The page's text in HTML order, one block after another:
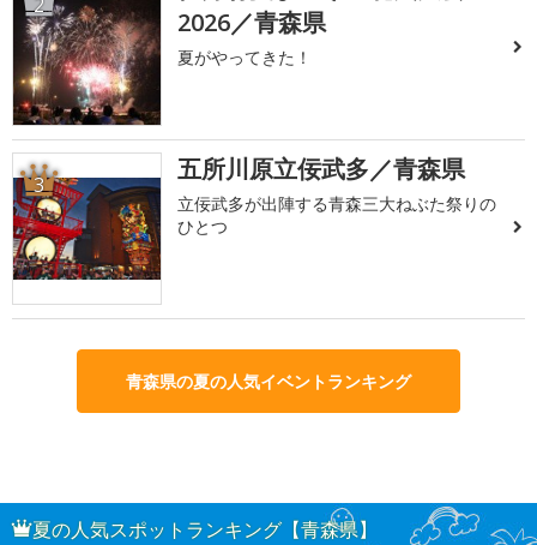
2
2026／青森県
夏がやってきた！
3 五所川原立佞武多／青森県
立佞武多が出陣する青森三大ねぶた祭りの
ひとつ
青森県の夏の人気イベントランキング
夏の人気スポットランキング【青森県】